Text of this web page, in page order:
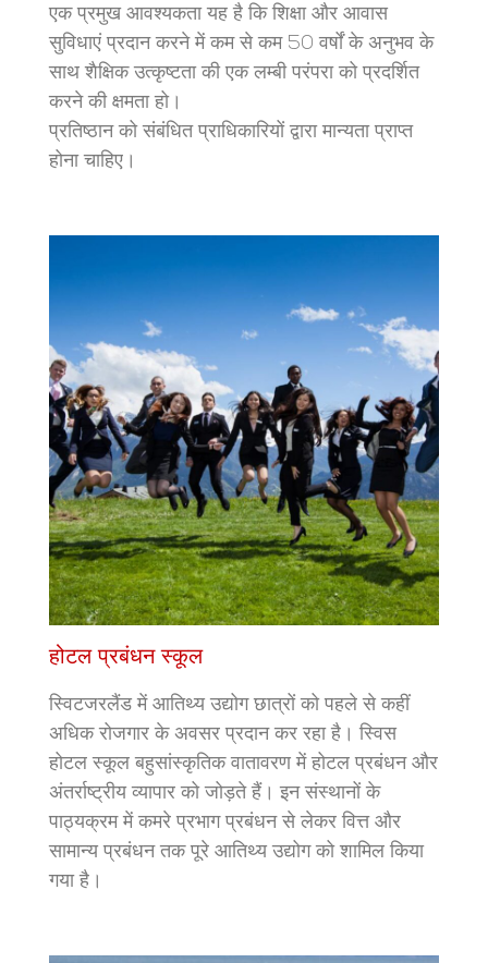
एक प्रमुख आवश्यकता यह है कि शिक्षा और आवास
सुविधाएं प्रदान करने में कम से कम 50 वर्षों के अनुभव के
साथ शैक्षिक उत्कृष्टता की एक लम्बी परंपरा को प्रदर्शित
करने की क्षमता हो।
प्रतिष्ठान को संबंधित प्राधिकारियों द्वारा मान्यता प्राप्त
होना चाहिए।
होटल प्रबंधन स्कूल
स्विटजरलैंड में आतिथ्य उद्योग छात्रों को पहले से कहीं
अधिक रोजगार के अवसर प्रदान कर रहा है। स्विस
होटल स्कूल बहुसांस्कृतिक वातावरण में होटल प्रबंधन और
अंतर्राष्ट्रीय व्यापार को जोड़ते हैं। इन संस्थानों के
पाठ्यक्रम में कमरे प्रभाग प्रबंधन से लेकर वित्त और
सामान्य प्रबंधन तक पूरे आतिथ्य उद्योग को शामिल किया
गया है।